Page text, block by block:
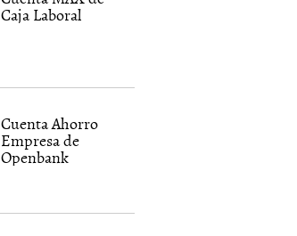
Caja Laboral
Cuenta Ahorro
Empresa de
Openbank